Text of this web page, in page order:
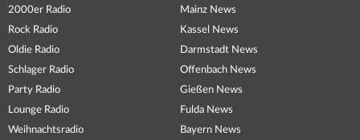
2000er Radio
Rock Radio
Oldie Radio
Schlager Radio
Party Radio
Lounge Radio
Weihnachtsradio
Mainz News
Kassel News
Darmstadt News
Offenbach News
Gießen News
Fulda News
Bayern News